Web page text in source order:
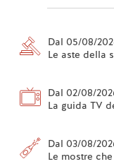
Dal 05/08/
Le aste della
Dal 02/08/
La guida TV
Dal 03/08/
Le mostre